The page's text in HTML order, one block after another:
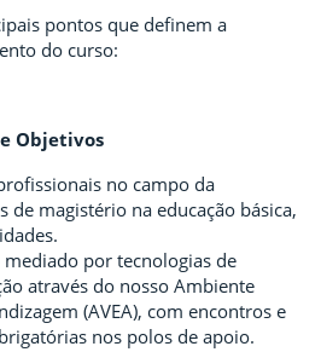
pontos que definem a
do curso:
Objetivos
no campo da
de magistério na educação básica,
por tecnologias de
através do nosso Ambiente
(AVEA), com encontros e
nos polos de apoio.